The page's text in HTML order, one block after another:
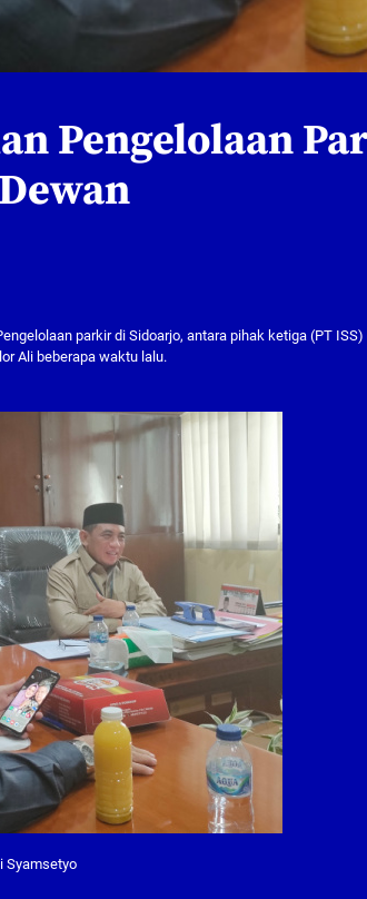
Pengelolaan
parkir di Sidoarjo, antara pihak ketiga (PT
Ali beberapa waktu lalu.
Syamsetyo